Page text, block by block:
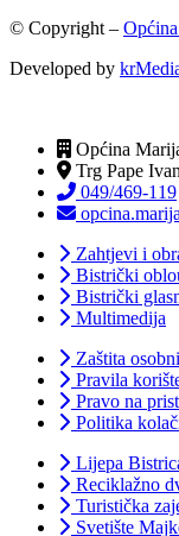
© Copyright –
Developed by
Općina
Trg Pape
049/469-119
Zahtjevi i
Bistrički
Bistrički
Multimedija
Zaštita
Pravila
Pravo na
Politika
Lijepa
Reciklažno
Turistička
Svetište